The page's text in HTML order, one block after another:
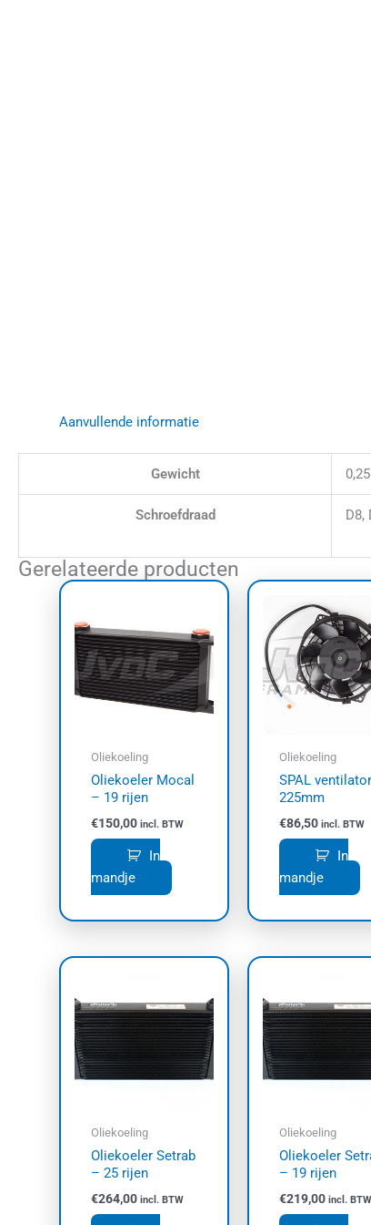
Aanvullende informatie
Gewicht
Schroefdraad D8,
Gerelateerde producten
Oliekoeling
Oliekoeler Mocal
– 19 rijen
€150,00 incl. BTW
In
mandje
Oliekoeling
SPAL
225mm
€86,50 incl. BTW
In
mandje
Oliekoeling
Oliekoeler Setrab
– 25 rijen
€264,00 incl. BTW
Oliekoeling
Oliekoeler
– 19 rijen
€219,00 incl. BTW